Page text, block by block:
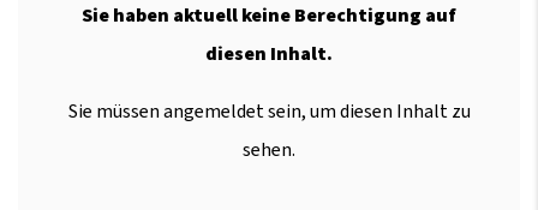
Sie haben aktuell keine Berechtigung auf
diesen Inhalt.
Sie müssen angemeldet sein, um diesen Inhalt zu
sehen.